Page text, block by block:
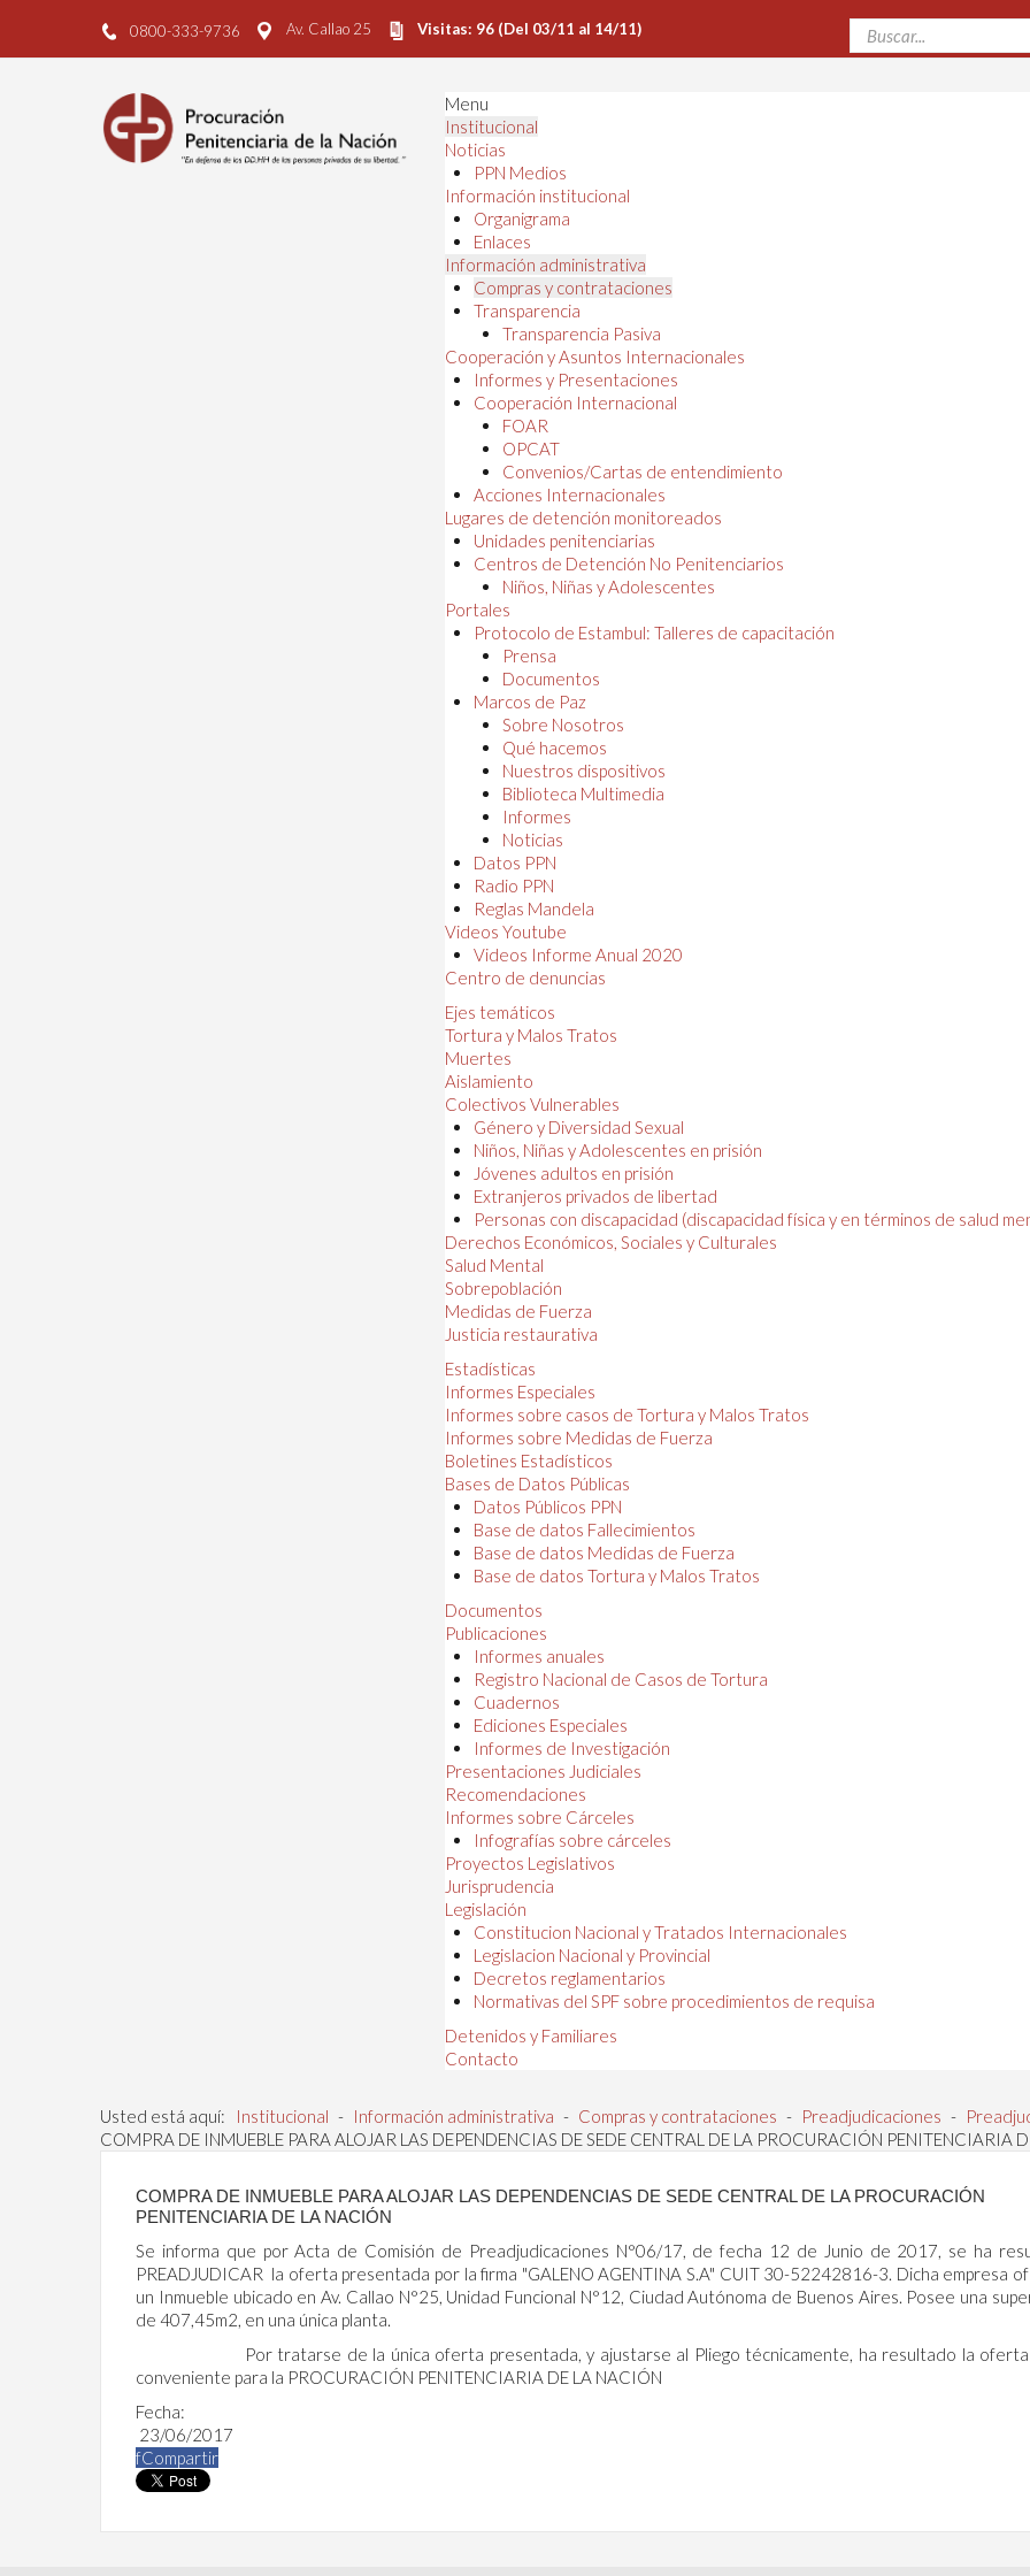
0800-333-9736 Av. Callao 25 Visitas: 96 (Del 03/11 al 14/11)
Menu
Institucional
Noticias
PPN Medios
Información institucional
Organigrama
Enlaces
Información administrativa
Compras y contrataciones
Transparencia
Transparencia Pasiva
Cooperación y Asuntos Internacionales
Informes y Presentaciones
Cooperación Internacional
FOAR
OPCAT
Convenios/Cartas de entendimiento
Acciones Internacionales
Lugares de detención monitoreados
Unidades penitenciarias
Centros de Detención No Penitenciarios
Niños, Niñas y Adolescentes
Portales
Protocolo de Estambul: Talleres de capacitación
Prensa
Documentos
Marcos de Paz
Sobre Nosotros
Qué hacemos
Nuestros dispositivos
Biblioteca Multimedia
Informes
Noticias
Datos PPN
Radio PPN
Reglas Mandela
Videos Youtube
Videos Informe Anual 2020
Centro de denuncias
Ejes temáticos
Tortura y Malos Tratos
Muertes
Aislamiento
Colectivos Vulnerables
Género y Diversidad Sexual
Niños, Niñas y Adolescentes en prisión
Jóvenes adultos en prisión
Extranjeros privados de libertad
Personas con discapacidad (discapacidad física y en términos de salud
Derechos Económicos, Sociales y Culturales
Salud Mental
Sobrepoblación
Medidas de Fuerza
Justicia restaurativa
Estadísticas
Informes Especiales
Informes sobre casos de Tortura y Malos Tratos
Informes sobre Medidas de Fuerza
Boletines Estadísticos
Bases de Datos Públicas
Datos Públicos PPN
Base de datos Fallecimientos
Base de datos Medidas de Fuerza
Base de datos Tortura y Malos Tratos
Documentos
Publicaciones
Informes anuales
Registro Nacional de Casos de Tortura
Cuadernos
Ediciones Especiales
Informes de Investigación
Presentaciones Judiciales
Recomendaciones
Informes sobre Cárceles
Infografías sobre cárceles
Proyectos Legislativos
Jurisprudencia
Legislación
Constitucion Nacional y Tratados Internacionales
Legislacion Nacional y Provincial
Decretos reglamentarios
Normativas del SPF sobre procedimientos de requisa
Detenidos y Familiares
Contacto
Usted está aquí: Institucional - Información administrativa - Compras y contrataciones - Preadjudicaciones -
COMPRA DE INMUEBLE PARA ALOJAR LAS DEPENDENCIAS DE SEDE CENTRAL DE LA PROCURACIÓN PENITENCIARIA
COMPRA DE INMUEBLE PARA ALOJAR LAS DEPENDENCIAS DE SEDE CENTRAL DE LA PROCURACIÓN
PENITENCIARIA DE LA NACIÓN
Se informa que por Acta de Comisión de Preadjudicaciones N°06/17, de fecha 12 de Junio de 2017, se ha
PREADJUDICAR la oferta presentada por la firma "GALENO AGENTINA S.A" CUIT 30-52242816-3. Dicha empresa
un Inmueble ubicado en Av. Callao N°25, Unidad Funcional N°12, Ciudad Autónoma de Buenos Aires. Posee una
de 407,45m2, en una única planta.
Por tratarse de la única oferta presentada, y ajustarse al Pliego técnicamente, ha resultado la oferta
conveniente para la PROCURACIÓN PENITENCIARIA DE LA NACIÓN
Fecha:
23/06/2017
fCompartir